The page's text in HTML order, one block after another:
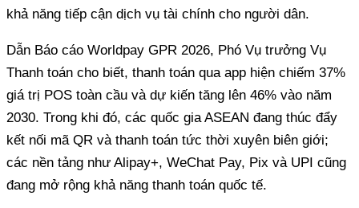
khả năng tiếp cận dịch vụ tài chính cho người dân.
Dẫn Báo cáo Worldpay GPR 2026, Phó Vụ trưởng Vụ
Thanh toán cho biết, thanh toán qua app hiện chiếm 37%
giá trị POS toàn cầu và dự kiến tăng lên 46% vào năm
2030. Trong khi đó, các quốc gia ASEAN đang thúc đẩy
kết nối mã QR và thanh toán tức thời xuyên biên giới;
các nền tảng như Alipay+, WeChat Pay, Pix và UPI cũng
đang mở rộng khả năng thanh toán quốc tế.